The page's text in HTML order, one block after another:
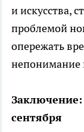
и искусства,
проблемой
опережать
непонимание
сентября